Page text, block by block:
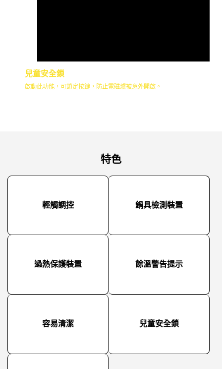
兒童安全鎖
啟動此功能，可鎖定按鍵，防止電磁爐被意外開啟。
特色
輕觸調控 鍋具檢測裝置
過熱保護裝置 餘溫警告提示
容易清潔 兒童安全鎖